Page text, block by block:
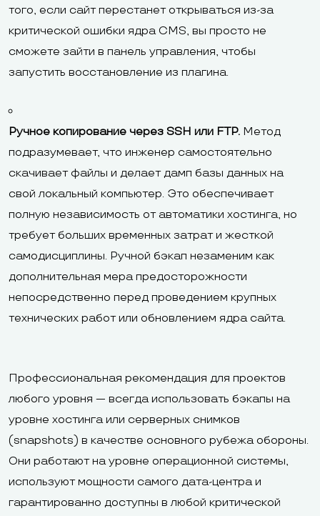
того, если сайт перестанет открываться из-за
критической ошибки ядра CMS, вы просто не
сможете зайти в панель управления, чтобы
запустить восстановление из плагина.
Ручное копирование через SSH или FTP. Метод
подразумевает, что инженер самостоятельно
скачивает файлы и делает дамп базы данных на
свой локальный компьютер. Это обеспечивает
полную независимость от автоматики хостинга, но
требует больших временных затрат и жесткой
самодисциплины. Ручной бэкап незаменим как
дополнительная мера предосторожности
непосредственно перед проведением крупных
технических работ или обновлением ядра сайта.
Профессиональная рекомендация для проектов
любого уровня — всегда использовать бэкапы на
уровне хостинга или серверных снимков
(snapshots) в качестве основного рубежа обороны.
Они работают на уровне операционной системы,
используют мощности самого дата-центра и
гарантированно доступны в любой критической